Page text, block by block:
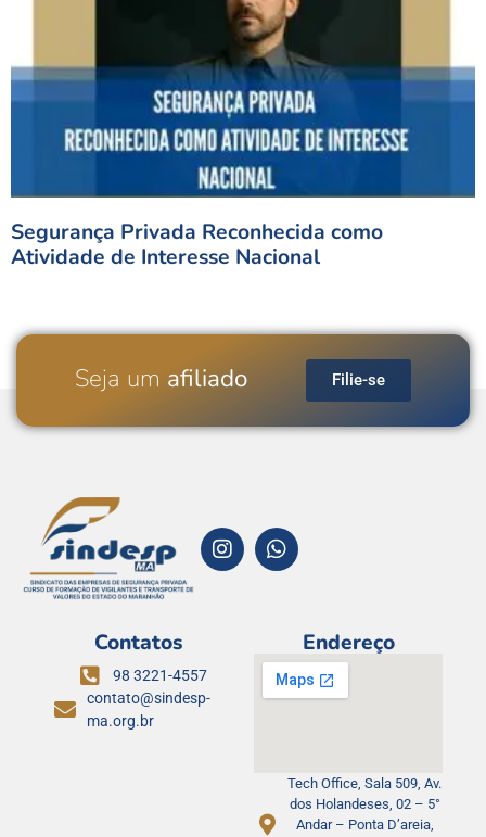
Segurança Privada Reconhecida como
Atividade de Interesse Nacional
Seja um afiliado Filie-se
Contatos
98 3221-4557
contato@sindesp-
ma.org.br
Endereço
Tech Office, Sala 509, Av.
dos Holandeses, 02 – 5°
Andar – Ponta D’areia,